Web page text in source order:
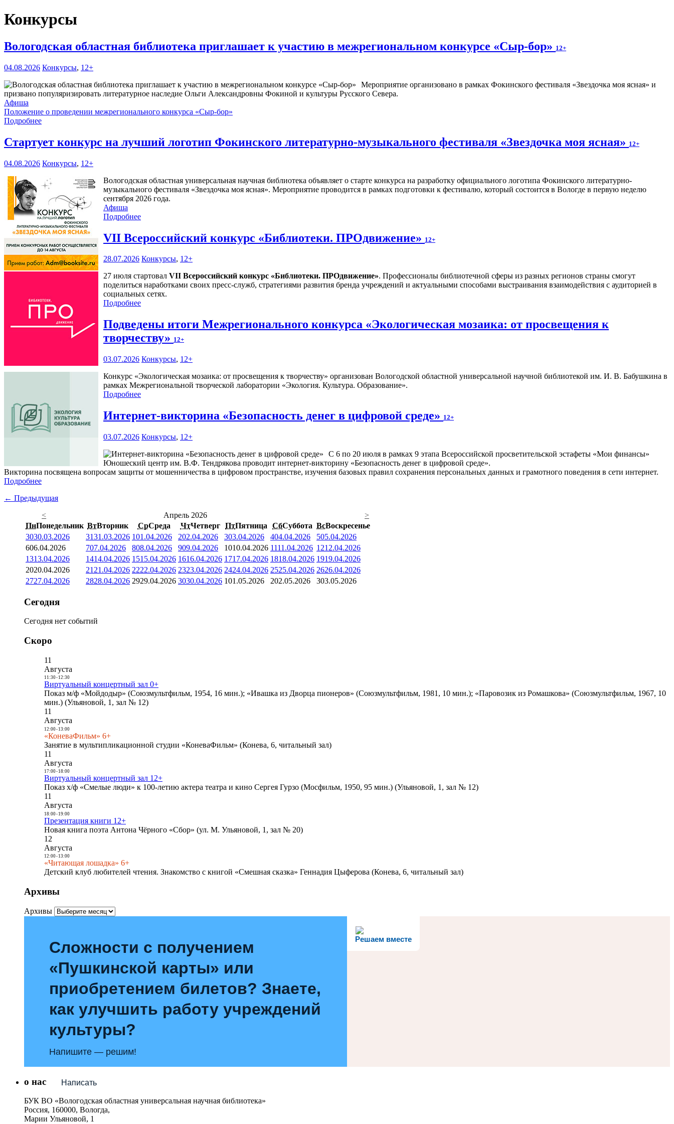
Конкурсы
Вологодская областная библиотека приглашает к участию в межрегиональном конкурсе «Сыр-бор» 12+
04.08.2026 Конкурсы, 12+
Мероприятие организовано в рамках Фокинского фестиваля «Звездочка моя ясная» и
призвано популяризировать литературное наследие Ольги Александровны Фокиной и культуры Русского Севера.
Афиша
Положение о проведении межрегионального конкурса «Сыр-бор»
Подробнее
Стартует конкурс на лучший логотип Фокинского литературно-музыкального фестиваля «Звездочка моя ясная» 12+
04.08.2026 Конкурсы, 12+
Вологодская областная универсальная научная библиотека объявляет о старте конкурса на разработку официального логотипа Фокинского литературно-
музыкального фестиваля «Звездочка моя ясная». Мероприятие проводится в рамках подготовки к фестивалю, который состоится в Вологде в первую неделю
сентября 2026 года.
Афиша
Подробнее
VII Всероссийский конкурс «Библиотеки. ПРОдвижение» 12+
28.07.2026 Конкурсы, 12+
27 июля стартовал VII Всероссийский конкурс «Библиотеки. ПРОдвижение». Профессионалы библиотечной сферы из разных регионов страны смогут
поделиться наработками своих пресс-служб, стратегиями развития бренда учреждений и актуальными способами выстраивания взаимодействия с аудиторией в
социальных сетях.
Подробнее
Подведены итоги Межрегионального конкурса «Экологическая мозаика: от просвещения к
творчеству» 12+
03.07.2026 Конкурсы, 12+
Конкурс «Экологическая мозаика: от просвещения к творчеству» организован Вологодской областной универсальной научной библиотекой им. И. В. Бабушкина в
рамках Межрегиональной творческой лаборатории «Экология. Культура. Образование».
Подробнее
Интернет-викторина «Безопасность денег в цифровой среде» 12+
03.07.2026 Конкурсы, 12+
С 6 по 20 июля в рамках 9 этапа Всероссийской просветительской эстафеты «Мои финансы»
Юношеский центр им. В.Ф. Тендрякова проводит интернет-викторину «Безопасность денег в цифровой среде».
Викторина посвящена вопросам защиты от мошенничества в цифровом пространстве, изучения базовых правил сохранения персональных данных и грамотного поведения в сети интернет.
Подробнее
← Предыдущая
<
Апрель 2026
>
ПнПонедельник ВтВторник СрСреда ЧтЧетверг ПтПятница СбСуббота ВсВоскресенье
3030.03.2026 3131.03.2026 101.04.2026 202.04.2026 303.04.2026 404.04.2026 505.04.2026
606.04.2026 707.04.2026 808.04.2026 909.04.2026 1010.04.2026 1111.04.2026 1212.04.2026
1313.04.2026 1414.04.2026 1515.04.2026 1616.04.2026 1717.04.2026 1818.04.2026 1919.04.2026
2020.04.2026 21 21.04.2026 2222.04.2026 2323.04.2026 2424.04.2026 2525.04.2026 2626.04.2026
2727.04.2026 2828.04.2026 2929.04.2026 3030.04.2026 101.05.2026 202.05.2026 303.05.2026
Сегодня
Сегодня нет событий
Скоро
11
Августа
11:30- 12:30
Виртуальный концертный зал 0+
Показ м/ф «Мойдодыр» (Союзмультфильм, 1954, 16 мин.); «Ивашка из Дворца пионеров» (Союзмультфильм, 1981, 10 мин.); «Паровозик из Ромашкова» (Союзмультфильм, 1967, 10
мин.) (Ульяновой, 1, зал № 12)
11
Августа
12:00- 13:00
«КоневаФильм» 6+
Занятие в мультипликационной студии «КоневаФильм» (Конева, 6, читальный зал)
11
Августа
17:00- 18:00
Виртуальный концертный зал 12+
Показ х/ф «Смелые люди» к 100-летию актера театра и кино Сергея Гурзо (Мосфильм, 1950, 95 мин.) (Ульяновой, 1, зал № 12)
11
Августа
18:00- 19:00
Презентация книги 12+
Новая книга поэта Антона Чёрного «Сбор» (ул. М. Ульяновой, 1, зал № 20)
12
Августа
12:00- 13:00
«Читающая лошадка» 6+
Детский клуб любителей чтения. Знакомство с книгой «Смешная сказка» Геннадия Цыферова (Конева, 6, читальный зал)
Архивы
Архивы
Решаем вместе
Сложности с получением
«Пушкинской карты» или
приобретением билетов? Знаете,
как улучшить работу учреждений
культуры?
Напишите — решим!
Написать
о нас
БУК ВО «Вологодская областная универсальная научная библиотека»
Россия, 160000, Вологда,
Марии Ульяновой, 1